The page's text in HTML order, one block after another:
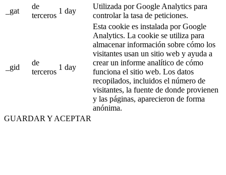
_gat
de
terceros
1 day
Utilizada por Google Analytics para
controlar la tasa de peticiones.
_gid
de
terceros
1 day
Esta cookie es instalada por Google
Analytics. La cookie se utiliza para
almacenar información sobre cómo los
visitantes usan un sitio web y ayuda a
crear un informe analítico de cómo
funciona el sitio web. Los datos
recopilados, incluidos el número de
visitantes, la fuente de donde provienen
y las páginas, aparecieron de forma
anónima.
GUARDAR Y ACEPTAR